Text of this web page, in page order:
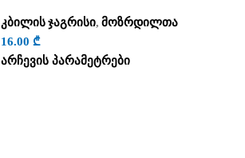
კბილის ჯაგრისი, მოზრდილთა
16.00 ₾
არჩევის პარამეტრები